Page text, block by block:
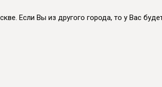
Если Вы из другого города, то у Вас